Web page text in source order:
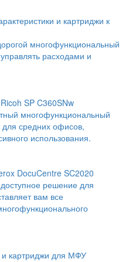
и картриджи к
многофункциональный
расходами и
SP C360SNw
многофункциональный
для средних офисов,
использования.
DocuCentre SC2020
решение для
вам все
и картриджи для МФУ